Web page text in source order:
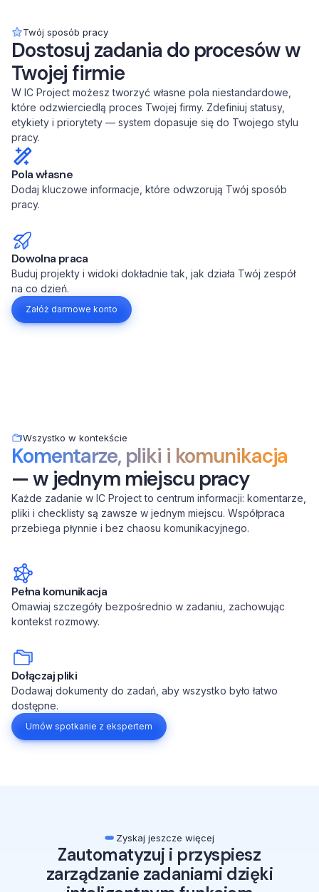
Twój sposób pracy
Dostosuj zadania do procesów w
Twojej firmie
W IC Project możesz tworzyć własne pola niestandardowe,
które odzwierciedlą proces Twojej firmy. Zdefiniuj statusy,
etykiety i priorytety — system dopasuje się do Twojego stylu
pracy.
Pola własne
Dodaj kluczowe informacje, które odwzorują Twój sposób
pracy.
Dowolna praca
Buduj projekty i widoki dokładnie tak, jak działa Twój zespół
na co dzień.
Załóż darmowe konto
Wszystko w kontekście
Komentarze, pliki i komunikacja
— w jednym miejscu pracy
Każde zadanie w IC Project to centrum informacji: komentarze,
pliki i checklisty są zawsze w jednym miejscu. Współpraca
przebiega płynnie i bez chaosu komunikacyjnego.
Pełna komunikacja
Omawiaj szczegóły bezpośrednio w zadaniu, zachowując
kontekst rozmowy.
Dołączaj pliki
Dodawaj dokumenty do zadań, aby wszystko było łatwo
dostępne.
Umów spotkanie z ekspertem
Zyskaj jeszcze więcej
Zautomatyzuj i przyspiesz
zarządzanie zadaniami dzięki